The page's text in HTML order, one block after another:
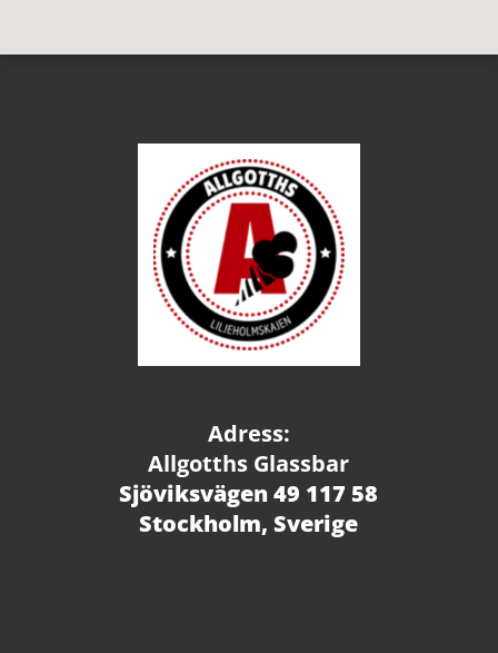
Adress:
Allgotths Glassbar
Sjöviksvägen 49 117 58
Stockholm, Sverige